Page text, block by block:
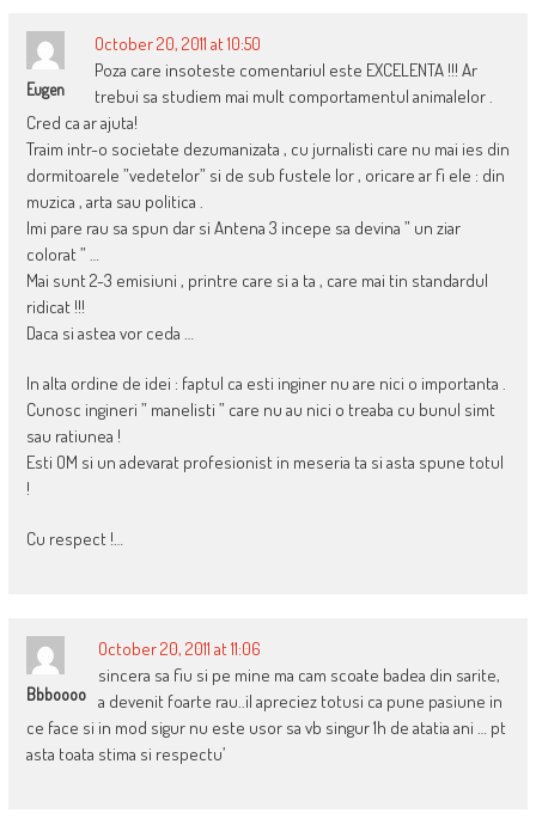
Eugen
October 20, 2011 at 10:50
Poza care insoteste comentariul este EXCELENTA !!! Ar
trebui sa studiem mai mult comportamentul animalelor .
Cred ca ar ajuta!
Traim intr-o societate dezumanizata , cu jurnalisti care nu mai ies din
dormitoarele ”vedetelor” si de sub fustele lor , oricare ar fi ele : din
muzica , arta sau politica .
Imi pare rau sa spun dar si Antena 3 incepe sa devina ” un ziar
colorat ” …
Mai sunt 2-3 emisiuni , printre care si a ta , care mai tin standardul
ridicat !!!
Daca si astea vor ceda …
In alta ordine de idei : faptul ca esti inginer nu are nici o importanta .
Cunosc ingineri ” manelisti ” care nu au nici o treaba cu bunul simt
sau ratiunea !
Esti OM si un adevarat profesionist in meseria ta si asta spune totul
!
Cu respect !…
Bbboooo
October 20, 2011 at 11:06
sincera sa fiu si pe mine ma cam scoate badea din sarite,
a devenit foarte rau..il apreciez totusi ca pune pasiune in
ce face si in mod sigur nu este usor sa vb singur 1h de atatia ani … pt
asta toata stima si respectu’